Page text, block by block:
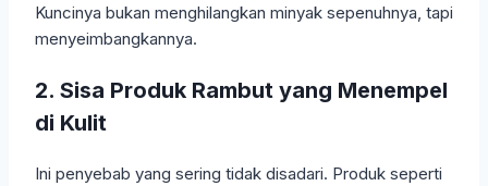
Kuncinya bukan menghilangkan minyak sepenuhnya, tapi
menyeimbangkannya.
2. Sisa Produk Rambut yang Menempel
di Kulit
Ini penyebab yang sering tidak disadari. Produk seperti